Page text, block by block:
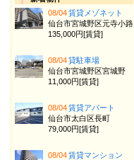
08/04賃貸メゾネット
仙台市宮城野区元寺小路
135,000円[賃貸]
08/04貸駐車場
仙台市宮城野区宮城野
11,000円[賃貸]
08/04賃貸アパート
仙台市太白区長町
79,000円[賃貸]
08/04賃貸マンション